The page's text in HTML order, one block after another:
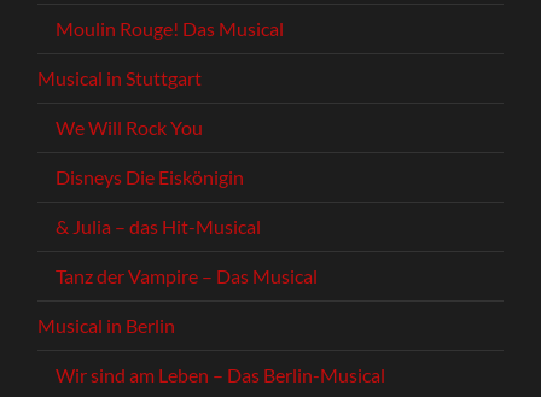
Moulin Rouge! Das Musical
Musical in Stuttgart
We Will Rock You
Disneys Die Eiskönigin
& Julia – das Hit-Musical
Tanz der Vampire – Das Musical
Musical in Berlin
Wir sind am Leben – Das Berlin-Musical